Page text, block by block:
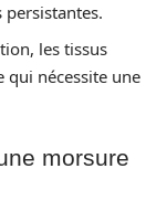
persistantes.
les tissus
qui nécessite une
morsure